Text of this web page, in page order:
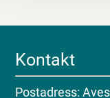
Kontakt
Postadress: